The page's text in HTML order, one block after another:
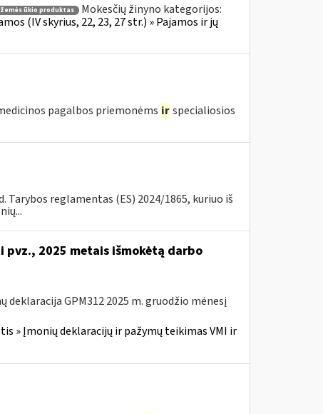
žemės ūkio produktas
Mokesčių žinyno kategorijos:
(IV skyrius, 22, 23, 27 str.) » Pajamos ir jų
pagalbos priemonėms ir specialiosios
Tarybos reglamentas (ES) 2024/1865, kuriuo iš
2025 metais išmokėtą darbo
GPM312 2025 m. gruodžio mėnesį
» Įmonių deklaracijų ir pažymų teikimas VMI ir